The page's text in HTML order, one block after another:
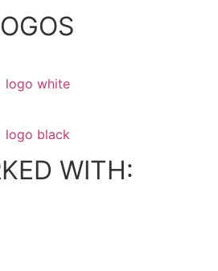
logo white
logo black
WITH:​